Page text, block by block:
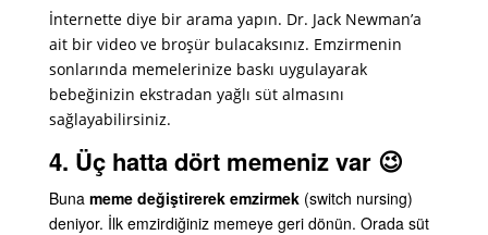
İnternette diye bir arama yapın. Dr. Jack Newman’a
ait bir video ve broşür bulacaksınız. Emzirmenin
sonlarında memelerinize baskı uygulayarak
bebeğinizin ekstradan yağlı süt almasını
sağlayabilirsiniz.
4. Üç hatta dört memeniz var 😉
Buna meme değiştirerek emzirmek (switch nursing)
deniyor. İlk emzirdiğiniz memeye geri dönün. Orada süt